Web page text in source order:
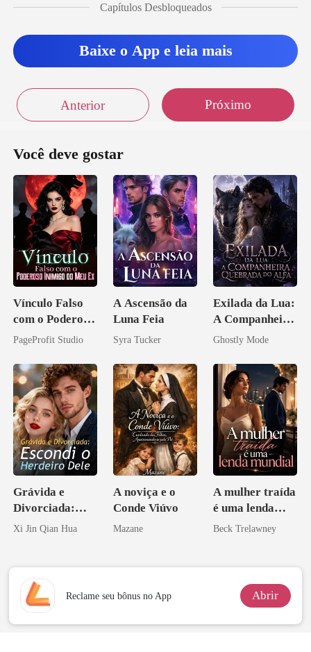
Capítulos Desbloqueados
Baixe o App e leia mais
Anterior Próximo
Você deve gostar
Vínculo Falso
com o Poderoso
Inimigo do Meu
PageProfit Studio
A Ascensão da
Luna Feia
Syra Tucker
Exilada da Lua:
A Companheira
Quebrada do
Ghostly Mode
Grávida e
Divorciada:
Escondi o
Xi Jin Qian Hua
A noviça e o
Conde Viúvo
Mazane
A mulher traída
é uma lenda
mundial
Beck Trelawney
Reclame seu bônus no App Abrir